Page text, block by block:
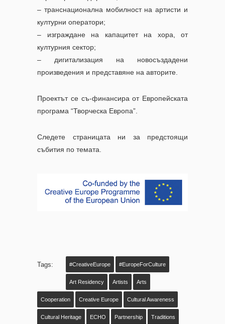
– транснационална мобилност на артисти и
културни оператори;
– изграждане на капацитет на хора, от
културния сектор;
– дигитализация на новосъздадени
произведения и представяне на авторите.
Проектът се съ-финансира от Европейската
програма “Творческа Европа”.
Следете страницата ни за предстоящи
събития по темата.
Tags: #CreativeEurope #EuropeForCulture
Art Residency Artists Arts
Cooperation Creative Europe Cultural Awareness
Cultural Heritage ECHO Partnership Traditions